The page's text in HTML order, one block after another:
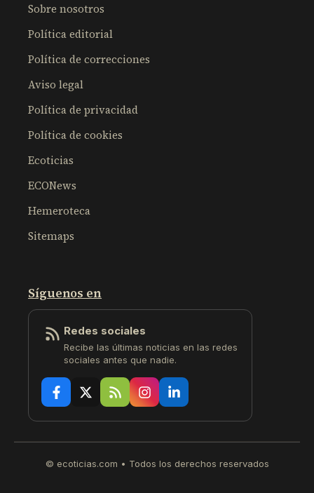
Sobre nosotros
Política editorial
Política de correcciones
Aviso legal
Política de privacidad
Política de cookies
Ecoticias
ECONews
Hemeroteca
Sitemaps
Síguenos en
Redes sociales
Recibe las últimas noticias en las redes
sociales antes que nadie.
© ecoticias.com • Todos los derechos reservados